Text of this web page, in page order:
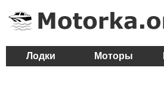
Лодки Моторы